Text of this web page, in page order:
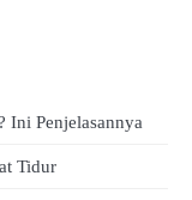
Ini Penjelasannya
Tidur